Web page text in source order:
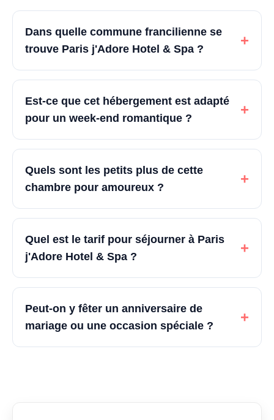
Dans quelle commune francilienne se
trouve Paris j'Adore Hotel & Spa ?
+
Est-ce que cet hébergement est adapté
pour un week-end romantique ?
+
Quels sont les petits plus de cette
chambre pour amoureux ?
+
Quel est le tarif pour séjourner à Paris
j'Adore Hotel & Spa ?
+
Peut-on y fêter un anniversaire de
mariage ou une occasion spéciale ?
+